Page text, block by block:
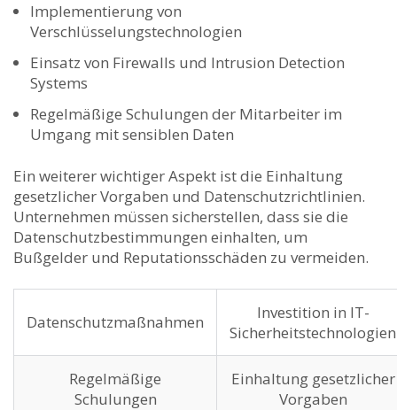
Implementierung von
Verschlüsselungstechnologien
Einsatz⁣ von Firewalls und Intrusion Detection
Systems
Regelmäßige​ Schulungen der Mitarbeiter im
Umgang ‌mit sensiblen Daten
Ein weiterer wichtiger Aspekt ist die Einhaltung
⁣gesetzlicher Vorgaben​ und Datenschutzrichtlinien.
Unternehmen müssen sicherstellen, dass sie die
Datenschutzbestimmungen einhalten,⁣ um
Bußgelder und Reputationsschäden‌ zu vermeiden.
Datenschutzmaßnahmen
Investition⁤ in IT-
Sicherheitstechnologien
Regelmäßige
Schulungen
Einhaltung gesetzlicher
Vorgaben